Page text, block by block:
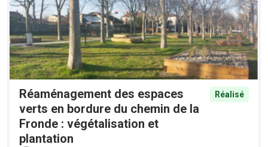
Réaménagement des espaces
verts en bordure du chemin de la
Fronde : végétalisation et
plantation
Réalisé